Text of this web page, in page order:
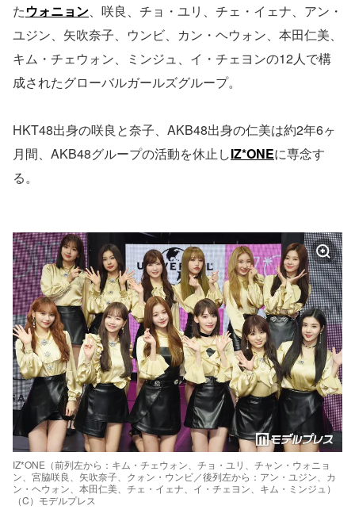
たウォニョン、咲良、チョ・ユリ、チェ・イェナ、アン・
ユジン、矢吹奈子、ウンビ、カン・ヘウォン、本田仁美、
キム・チェウォン、ミンジュ、イ・チェヨンの12人で構
成されたグローバルガールズグループ。
HKT48出身の咲良と奈子、AKB48出身の仁美は約2年6ヶ
月間、AKB48グループの活動を休止しIZ*ONEに専念す
る。
IZ*ONE（前列左から：キム・チェウォン、チョ・ユリ、チャン・ウォニョ
ン、宮脇咲良、矢吹奈子、クォン・ウンビ／後列左から：アン・ユジン、カ
ン・ヘウォン、本田仁美、チェ・イェナ、イ・チェヨン、キム・ミンジュ）
（C）モデルプレス